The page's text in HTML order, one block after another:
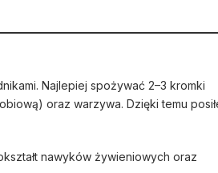
Najlepiej spożywać 2–3 kromki
oraz warzywa. Dzięki temu
nawyków żywieniowych oraz